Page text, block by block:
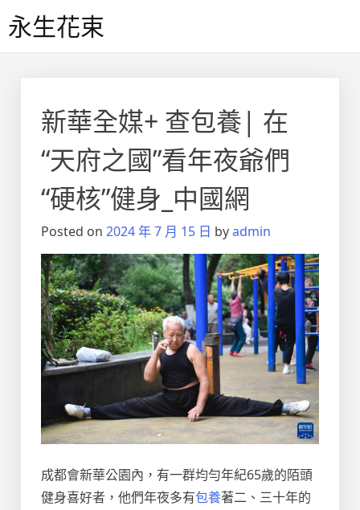
to永生花束
新華全媒+ 查包養| 在
“天府之國”看年夜爺們
“硬核”健身_中國網
Posted on 2024 年 7 月 15 日 byadmin
成都會新華公園內，有一群均勻年紀65歲的陌頭
健身喜好者，他們年夜多有包養著二、三十年的